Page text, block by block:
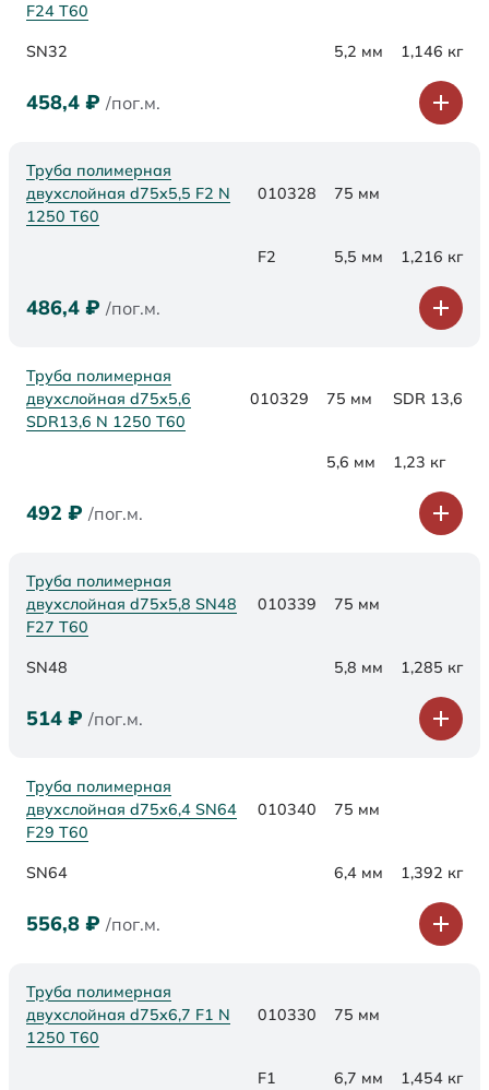
F24 Т60
SN32 5,2 мм 1,146 кг
458,4 ₽ /пог.м.
Труба полимерная
двухслойная d75x5,5 F2 N
1250 Т60
010328 75 мм
F2 5,5 мм 1,216 кг
486,4 ₽ /пог.м.
Труба полимерная
двухслойная d75x5,6
SDR13,6 N 1250 Т60
010329 75 мм SDR 13,6
5,6 мм 1,23 кг
492 ₽ /пог.м.
Труба полимерная
двухслойная d75х5,8 SN48
F27 Т60
010339 75 мм
SN48 5,8 мм 1,285 кг
514 ₽ /пог.м.
Труба полимерная
двухслойная d75х6,4 SN64
F29 Т60
010340 75 мм
SN64 6,4 мм 1,392 кг
556,8 ₽ /пог.м.
Труба полимерная
двухслойная d75x6,7 F1 N
1250 Т60
010330 75 мм
F1 6,7 мм 1,454 кг